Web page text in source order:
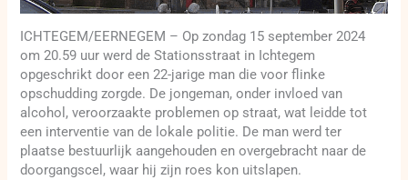
ICHTEGEM/EERNEGEM – Op zondag 15 september 2024
om 20.59 uur werd de Stationsstraat in Ichtegem
opgeschrikt door een 22-jarige man die voor flinke
opschudding zorgde. De jongeman, onder invloed van
alcohol, veroorzaakte problemen op straat, wat leidde tot
een interventie van de lokale politie. De man werd ter
plaatse bestuurlijk aangehouden en overgebracht naar de
doorgangscel, waar hij zijn roes kon uitslapen.